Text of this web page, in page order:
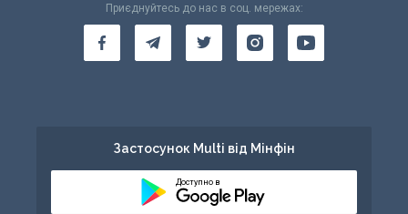
Приєднуйтесь до нас в соц. мережах:
Застосунок Multi від Мінфін
Доступно в